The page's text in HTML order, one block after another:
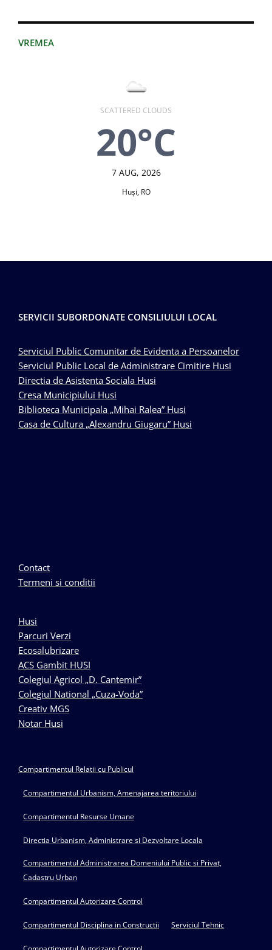
VREMEA
SCATTERED CLOUDS
20°C
7 AUG, 2026
Huşi, RO
SERVICII SUBORDONATE CONSILIULUI LOCAL
Serviciul Public Comunitar de Evidenta a Persoanelor
Serviciul Public Local de Administrare Cimitire Husi
Directia de Asistenta Sociala Husi
Cresa Municipiului Husi
Biblioteca Municipala „Mihai Ralea” Husi
Casa de Cultura „Alexandru Giugaru” Husi
Contact
Termeni si conditii
Husi
Parcuri Verzi
Ecosalubrizare
ACS Gambit HUSI
Colegiul Agricol „D. Cantemir”
Colegiul National „Cuza-Voda”
Creativ MGS
Notar Husi
Compartimentul Relatii cu Publicul
Compartimentul Urbanism, Amenajarea teritoriului
Compartimentul Resurse Umane
Directia Urbanism, Administrare si Dezvoltare Locala
Compartimentul Administrarea Domeniului Public si Privat,
Cadastru Urban
Compartimentul Autorizare Control
Compartimentul Disciplina in Constructii Serviciul Tehnic